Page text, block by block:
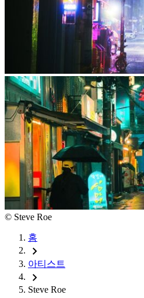
© Steve Roe
홈
chevron_right
아티스트
chevron_right
Steve Roe